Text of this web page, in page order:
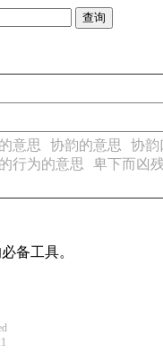
意思 协韵的意思 协韵
行为的意思 卑下而凶
备工具。